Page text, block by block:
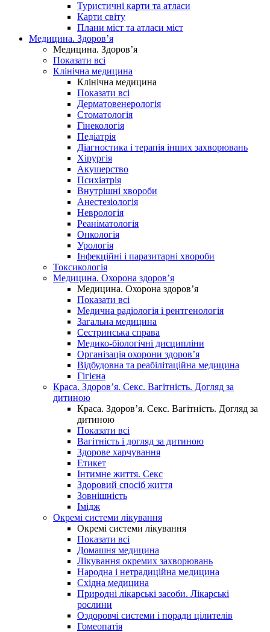
Туристичні карти та атласи
Карти світу
Плани міст та атласи міст
Медицина. Здоров’я
Медицина. Здоров’я
Показати всі
Клінічна медицина
Клінічна медицина
Показати всі
Дерматовенерологія
Стоматологія
Гінекологія
Педіатрія
Діагностика і терапія інших захворювань
Хірургія
Акушерство
Психіатрія
Внутрішні хвороби
Анестезіологія
Неврологія
Реаніматологія
Онкологія
Урологія
Інфекційні і паразитарні хвороби
Токсикологія
Медицина. Охорона здоров’я
Медицина. Охорона здоров’я
Показати всі
Медична радіологія і рентгенологія
Загальна медицина
Сестринська справа
Медико-біологічні дисципліни
Організація охорони здоров’я
Відбудовна та реабілітаційна медицина
Гігієна
Краса. Здоров’я. Секс. Вагітність. Догляд за
дитиною
Краса. Здоров’я. Секс. Вагітність. Догляд за
дитиною
Показати всі
Вагітність і догляд за дитиною
Здорове харчування
Етикет
Інтимне життя. Секс
Здоровий спосіб життя
Зовнішність
Імідж
Окремі системи лікування
Окремі системи лікування
Показати всі
Домашня медицина
Лікування окремих захворювань
Народна і нетрадиційна медицина
Східна медицина
Природні лікарські засоби. Лікарські
рослини
Оздоровчі системи і поради цілителів
Гомеопатія